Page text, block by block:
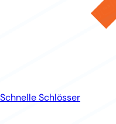
Schnelle Schlösser